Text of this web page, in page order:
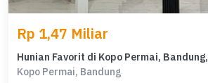
Rp 1,47 Miliar
Kopo Permai, Bandung